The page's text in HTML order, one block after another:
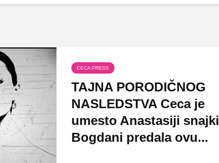
CECA PRESS
TAJNA PORODIČNOG
NASLEDSTVA Ceca je
umesto Anastasiji snajki
Bogdani predala ovu...